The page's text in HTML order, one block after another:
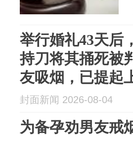
举行婚礼43天后
持刀将其捅死被
友吸烟，已提起
封面新闻 2026-08-04
为备孕劝男友戒